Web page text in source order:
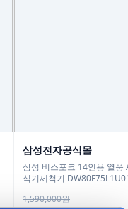
삼성전자공식몰
삼성 비스포크 14인용 열풍
식기세척기
1,590,000원